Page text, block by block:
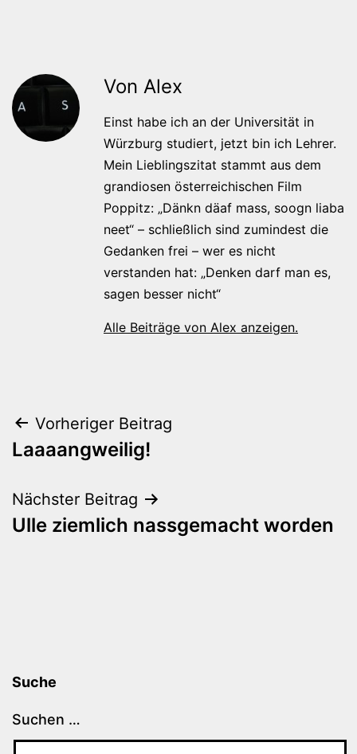
Von Alex
Einst habe ich an der Universität in
Würzburg studiert, jetzt bin ich Lehrer.
Mein Lieblingszitat stammt aus dem
grandiosen österreichischen Film
Poppitz: „Dänkn däaf mass, soogn liaba
neet“ – schließlich sind zumindest die
Gedanken frei – wer es nicht
verstanden hat: „Denken darf man es,
sagen besser nicht“
Alle Beiträge von Alex anzeigen.
Beitragsnavigation
Vorheriger Beitrag
Laaaangweilig!
Nächster Beitrag
Ulle ziemlich nassgemacht worden
Suche
Suchen …